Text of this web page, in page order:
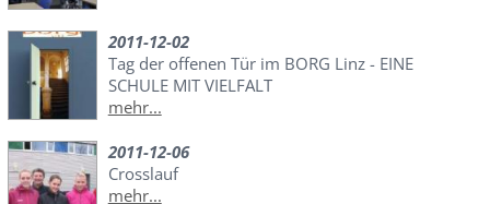
2011-12-02
Tag der offenen Tür im BORG Linz - EINE
SCHULE MIT VIELFALT
mehr...
2011-12-06
Crosslauf
mehr...